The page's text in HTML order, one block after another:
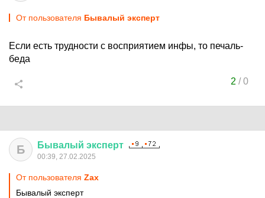
От пользователя Бывалый эксперт
Если есть трудности с восприятием инфы, то печаль-
беда
2 /0
Б Бывалый эксперт
00:39, 27.02.2025
От пользователя Zax
Бывалый эксперт